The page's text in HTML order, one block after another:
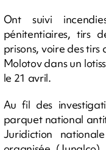
Ont suivi
pénitentiaires, tirs
prisons, voire des
Molotov dans un
le 21 avril.
Au fil des
parquet national
Juridiction